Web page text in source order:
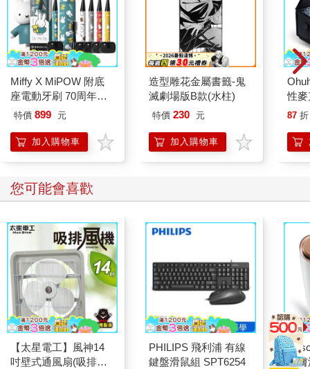
Miffy X MiPOW 附底
座電動牙刷 70周年特
別版 CI-900S
特價 899 元
加入購物車
造型雕花金屬書籤-鬼
滅劇場版B款(水柱)
特價 230 元
加入購物車
性
87 折
您可能會喜歡
【太星電工】風神14
吋壁式通風扇(吸排風
PHILIPS 飛利浦 有線
鍵盤滑鼠組 SPT6254
喚